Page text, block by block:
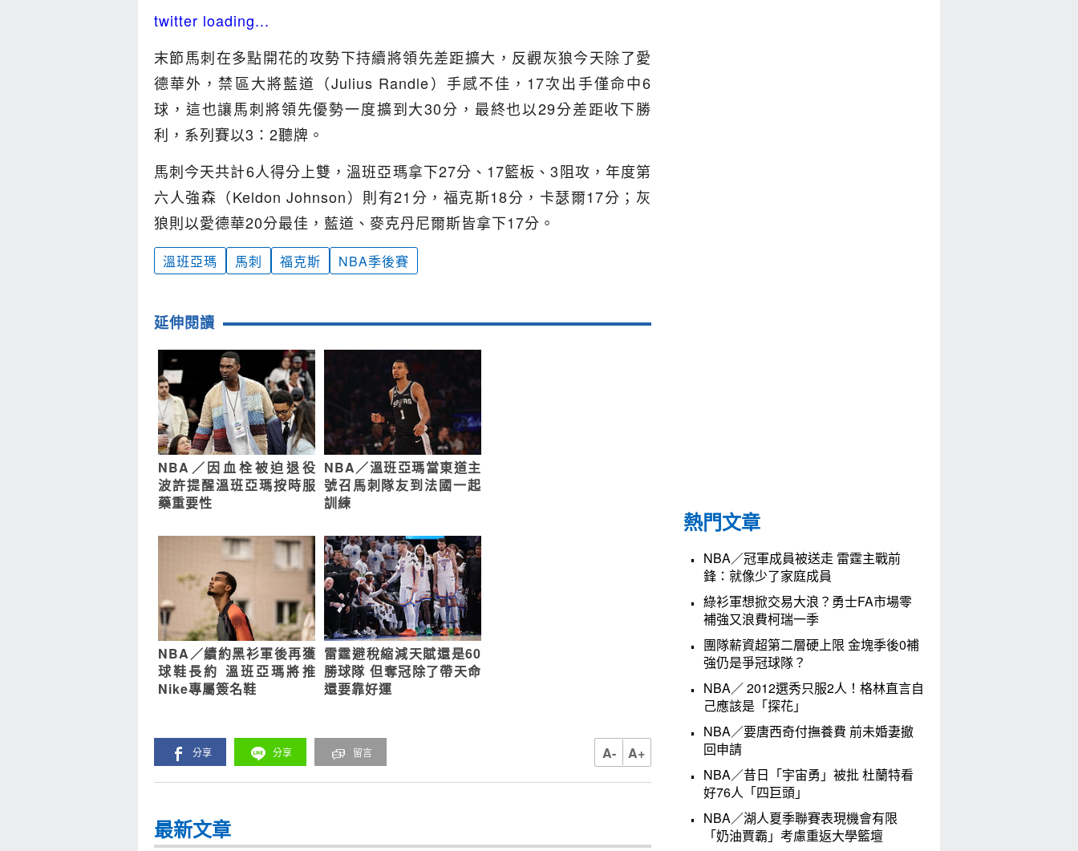
twitter loading...
末節馬刺在多點開花的攻勢下持續將領先差距擴大，反觀灰狼今天除了愛
德華外，禁區大將藍道（Julius Randle）手感不佳，17次出手僅命中6
球，這也讓馬刺將領先優勢一度擴到大30分，最終也以29分差距收下勝
利，系列賽以3：2聽牌。
馬刺今天共計6人得分上雙，溫班亞瑪拿下27分、17籃板、3阻攻，年度第
六人強森（Keldon Johnson）則有21分，福克斯18分，卡瑟爾17分；灰
狼則以愛德華20分最佳，藍道、麥克丹尼爾斯皆拿下17分。
溫班亞瑪 馬刺 福克斯 NBA季後賽
延伸閱讀
NBA／因血栓被迫退役
波許提醒溫班亞瑪按時服
藥重要性
NBA／溫班亞瑪當東道主
號召馬刺隊友到法國一起
訓練
NBA／續約黑衫軍後再獲
球鞋長約 溫班亞瑪將推
Nike專屬簽名鞋
雷霆避稅縮減天賦還是60
勝球隊 但奪冠除了帶天命
還要靠好運
分享 分享 留言 A- A+
最新文章
熱門文章
NBA／冠軍成員被送走 雷霆主戰前
鋒：就像少了家庭成員
綠衫軍想掀交易大浪？勇士FA市場零
補強又浪費柯瑞一季
團隊薪資超第二層硬上限 金塊季後0補
強仍是爭冠球隊？
NBA／ 2012選秀只服2人！格林直言自
己應該是「探花」
NBA／要唐西奇付撫養費 前未婚妻撤
回申請
NBA／昔日「宇宙勇」被批 杜蘭特看
好76人「四巨頭」
NBA／湖人夏季聯賽表現機會有限
「奶油賈霸」考慮重返大學籃壇